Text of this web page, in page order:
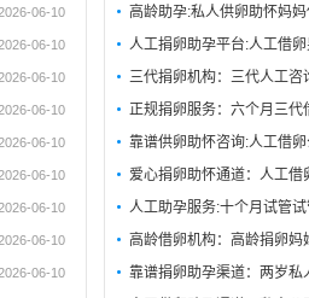
06-10
06-10
06-10
06-10
06-10
06-10
06-10
06-10
06-10
高龄助孕:私人供卵助怀妈
人工捐卵助孕平台:人工借
三代捐卵机构：三代人工
正规捐卵服务：六个月三
靠谱供卵助怀咨询:人工借
爱心捐卵助怀通道：人工
人工助孕服务:十个月试管
高龄借卵机构：高龄捐卵妈
靠谱捐卵助孕渠道：两岁